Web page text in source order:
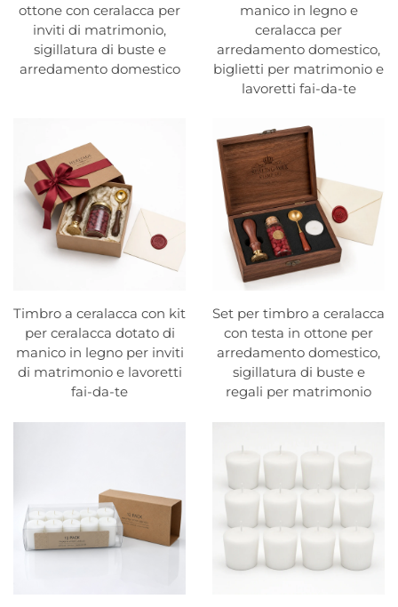
ottone con ceralacca per
inviti di matrimonio,
sigillatura di buste e
arredamento domestico
manico in legno e
ceralacca per
arredamento domestico,
biglietti per matrimonio e
lavoretti fai-da-te
Timbro a ceralacca con kit
per ceralacca dotato di
manico in legno per inviti
di matrimonio e lavoretti
fai-da-te
Set per timbro a ceralacca
con testa in ottone per
arredamento domestico,
sigillatura di buste e
regali per matrimonio